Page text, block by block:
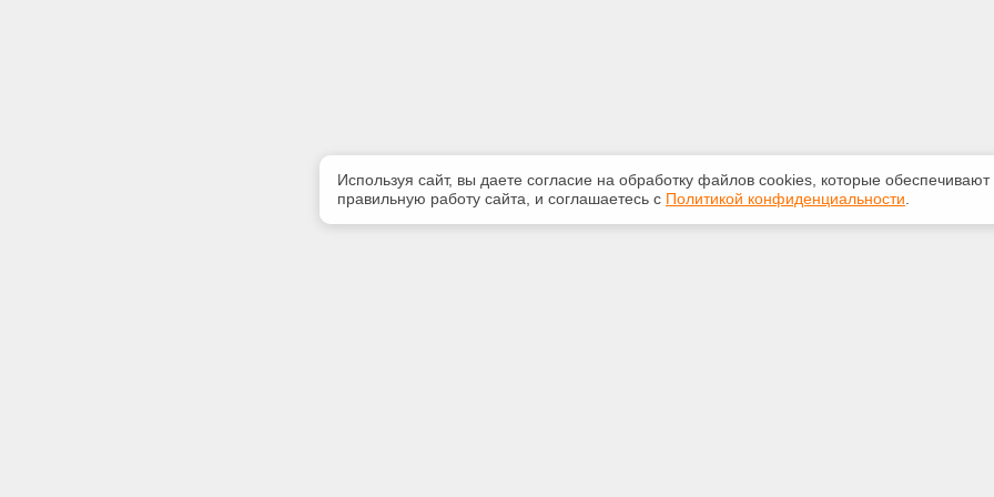
Используя сайт, вы даете согласие на обработку файлов сооkiеs, которые обеспечивают
правильную работу сайта, и соглашаетесь с Политикой конфиденциальности.